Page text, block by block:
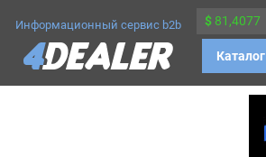
Информационный сервис b2b $ 81,4077
Каталог